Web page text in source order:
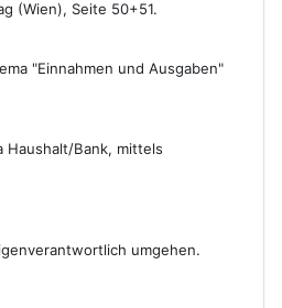
(Wien), Seite 50+51.
"Einnahmen und Ausgaben"
Bank, mittels
umgehen.